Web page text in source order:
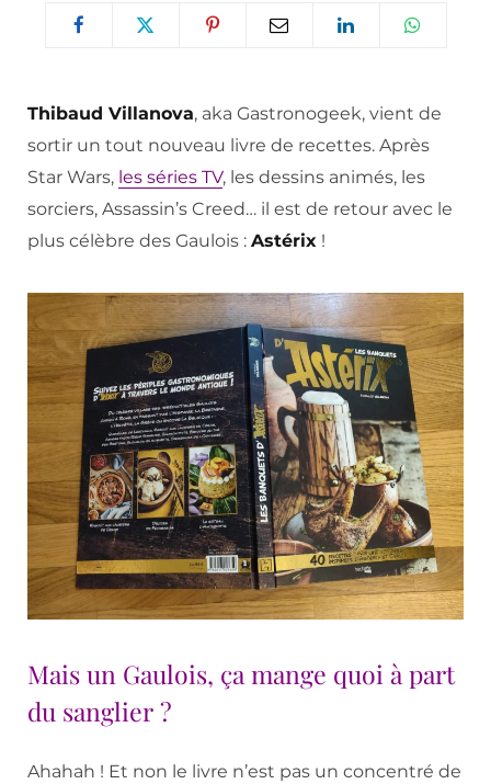
Thibaud Villanova, aka Gastronogeek, vient de
sortir un tout nouveau livre de recettes. Après
Star Wars, les séries TV, les dessins animés, les
sorciers, Assassin’s Creed… il est de retour avec le
plus célèbre des Gaulois : Astérix !
Mais un Gaulois, ça mange quoi à part
du sanglier ?
Ahahah ! Et non le livre n’est pas un concentré de